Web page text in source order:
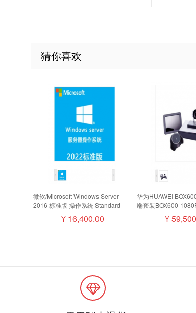
猜你喜欢
微软/Microsoft Windows Server
2016 标准版 操作系统 Standard -
16 Core License Pack
¥16,400.00
华为HUAWEI
端套装BOX600-
camera200摄像机
¥